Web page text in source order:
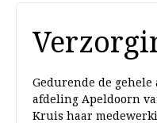
Gedurende de gehele
afdeling Apeldoorn
Kruis haar